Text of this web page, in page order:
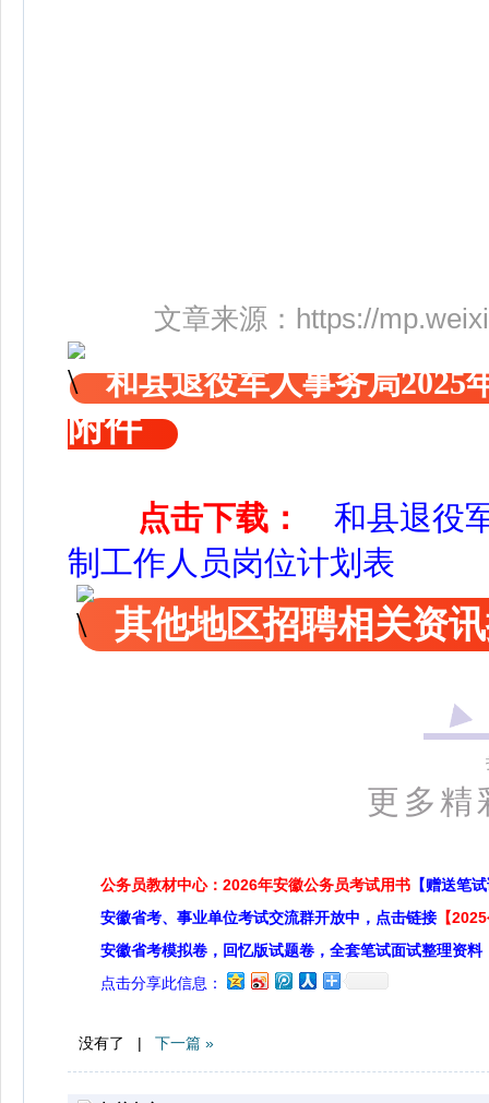
文章来源： https://
和县退役军人事务局2025
附件
点击下载：
和县退役
制工作人员岗位计划表
其他地区招聘相关资
更多精
公务员教材中心：2026年安徽公务员考试用书 【赠送笔
安徽省考、事业单位考试交流群开放中，点击链接 【
安徽省考模拟卷，回忆版试题卷，全套笔试面试整理资料
点击分享此信息：
没有了 | 下一篇 »